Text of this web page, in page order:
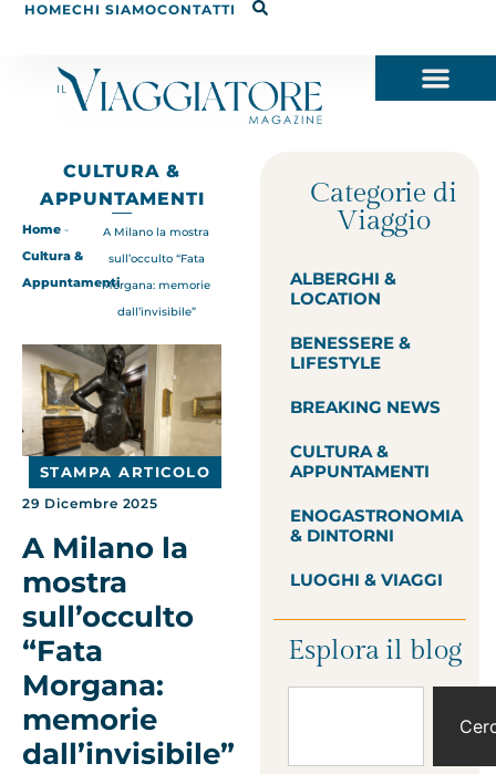
HOMECHI SIAMOCONTATTI
CULTURA &
APPUNTAMENTI
Home -
Cultura &
Appuntamenti
A Milano la mostra
sull’occulto “Fata
Morgana: memorie
dall’invisibile”
STAMPA ARTICOLO
29 Dicembre 2025
A Milano la
mostra
sull’occulto
“Fata
Morgana:
memorie
dall’invisibile”
Categorie di
Viaggio
ALBERGHI &
LOCATION
BENESSERE &
LIFESTYLE
BREAKING NEWS
CULTURA &
APPUNTAMENTI
ENOGASTRONOMIA
& DINTORNI
LUOGHI & VIAGGI
Esplora il blog